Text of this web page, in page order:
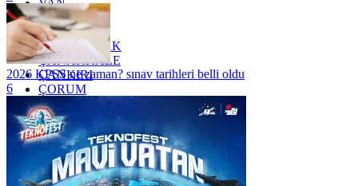
VAN
YALOVA
YOZGAT
ZONGULDAK
ÇANAKKALE
ÇANKIRI
ÇORUM
İSTANBUL
İZMİR
ŞANLIURFA
ŞIRNAK
2026 KPSS ne zaman? sınav tarihleri belli oldu
6